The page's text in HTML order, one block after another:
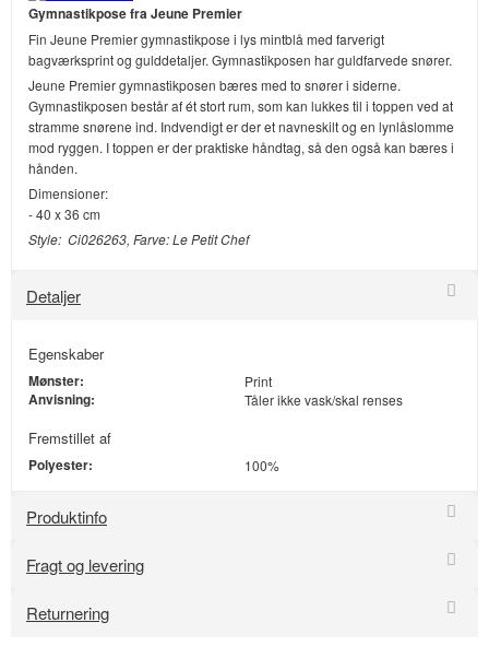
Gymnastikpose fra Jeune Premier
Fin Jeune Premier gymnastikpose i lys mintblå med farverigt
bagværksprint og gulddetaljer. Gymnastikposen har guldfarvede snører.
Jeune Premier gymnastikposen bæres med to snører i siderne.
Gymnastikposen består af ét stort rum, som kan lukkes til i toppen ved at
stramme snørene ind. Indvendigt er der et navneskilt og en lynlåslomme
mod ryggen. I toppen er der praktiske håndtag, så den også kan bæres i
hånden.
Dimensioner:
- 40 x 36 cm
Style: Ci026263, Farve: Le Petit Chef
Detaljer
Egenskaber
Mønster: Print
Anvisning: Tåler ikke vask/skal renses
Fremstillet af
Polyester: 100%
Produktinfo
Fragt og levering
Returnering